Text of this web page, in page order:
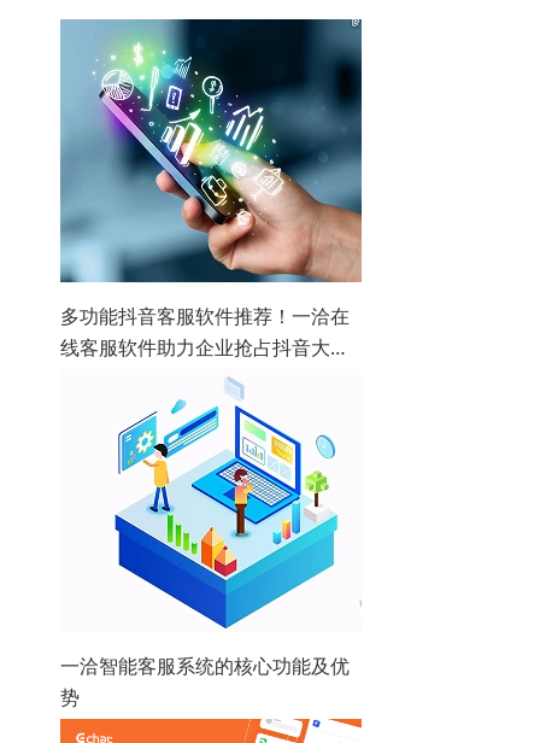
多功能抖音客服软件推荐！一洽在
线客服软件助力企业抢占抖音大市
一洽智能客服系统的核心功能及优
势